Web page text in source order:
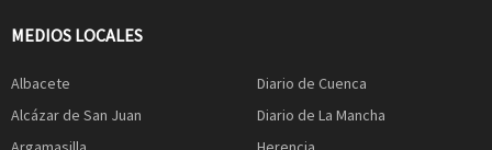
MEDIOS LOCALES
Albacete
Alcázar de San Juan
Diario de Cuenca
Diario de La Mancha